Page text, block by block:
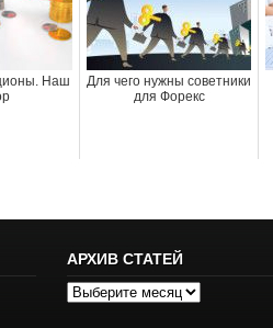
Наш
Для чего нужны советники
для Форекс
АРХИВ СТАТЕЙ
Архив